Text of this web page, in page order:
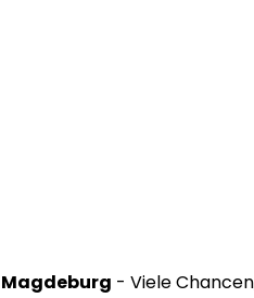
Magdeburg - Viele